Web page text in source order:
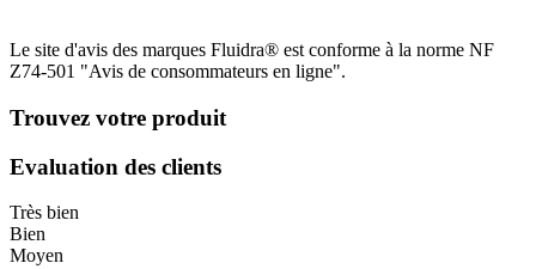
Le site d'avis des marques Fluidra® est conforme à la norme NF
Z74-501 "Avis de consommateurs en ligne".
Trouvez votre produit
Evaluation des clients
Très bien
Bien
Moyen